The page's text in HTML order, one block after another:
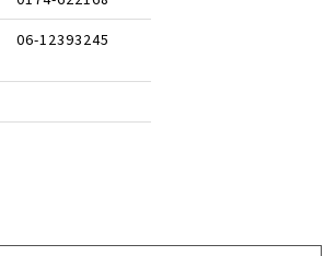
06-12393245